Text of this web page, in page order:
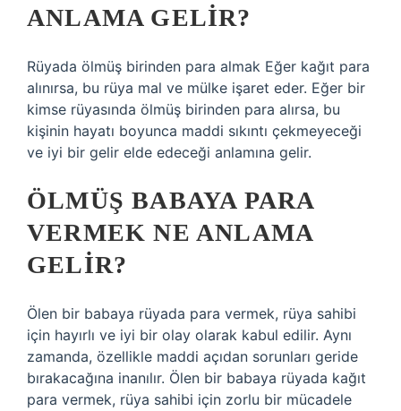
ANLAMA GELIR?
Rüyada ölmüş birinden para almak Eğer kağıt para
alınırsa, bu rüya mal ve mülke işaret eder. Eğer bir
kimse rüyasında ölmüş birinden para alırsa, bu
kişinin hayatı boyunca maddi sıkıntı çekmeyeceği
ve iyi bir gelir elde edeceği anlamına gelir.
ÖLMÜŞ BABAYA PARA
VERMEK NE ANLAMA
GELIR?
Ölen bir babaya rüyada para vermek, rüya sahibi
için hayırlı ve iyi bir olay olarak kabul edilir. Aynı
zamanda, özellikle maddi açıdan sorunları geride
bırakacağına inanılır. Ölen bir babaya rüyada kağıt
para vermek, rüya sahibi için zorlu bir mücadele